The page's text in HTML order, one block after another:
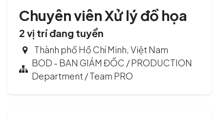
Chuyên viên Xử lý đồ họa
2 vị trí đang tuyển
Thành phố Hồ Chí Minh,Việt Nam
BOD - BAN GIÁM ĐỐC / PRODUCTION
Department / Team PRO